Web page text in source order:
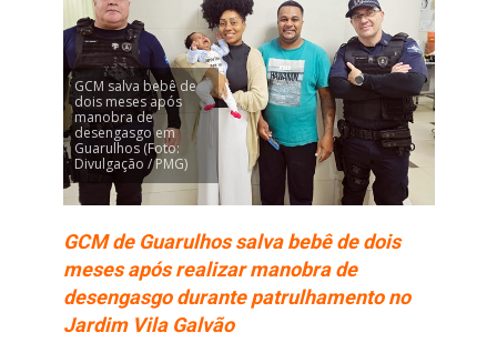
GCM salva bebê de
dois meses após
manobra de
desengasgo em
Guarulhos (Foto:
Divulgação / PMG)
GCM de Guarulhos salva bebê de dois
meses após realizar manobra de
desengasgo durante patrulhamento no
Jardim Vila Galvão